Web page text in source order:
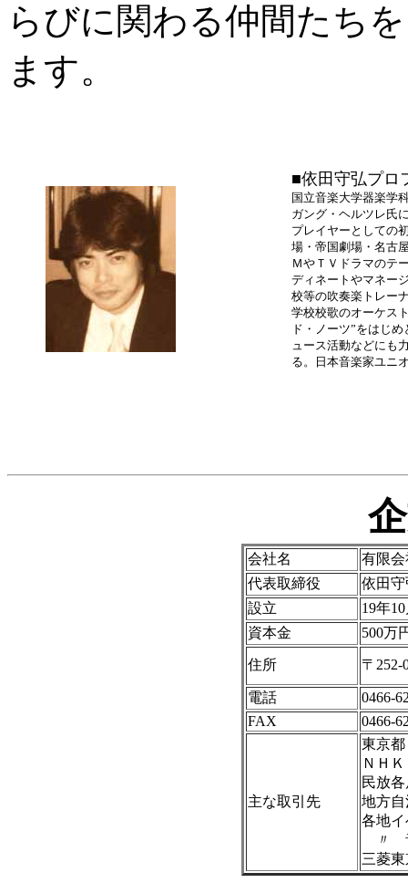
らびに関わる仲間たち
ます。
■依田守弘プロ
国立音楽大学器楽学
ガング・ヘルツレ氏
プレイヤーとしての
場・帝国劇場・名古
ＭやＴＶドラマのテ
ディネートやマネー
校等の吹奏楽トレー
学校校歌のオーケス
ド・ノーツ”をはじ
ュース活動などにも
る。日本音楽家ユニ
会社名
有限
代表取締役
依田守
設立
19年
資本金
500万
住所 〒
電話
0466-
FAX
0466-
主な取引先
東京都
ＮＨＫ
民放
地方
各地
〃
三菱